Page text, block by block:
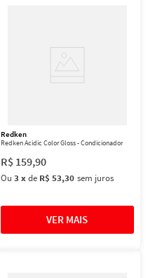
Redken
Redken Acidic Color Gloss - Condicionador
R$ 159,90
Ou 3 xde R$ 53,30 sem juros